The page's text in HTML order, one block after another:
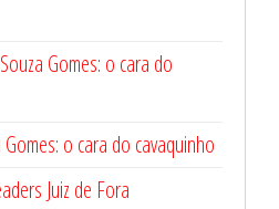
Gomes: o cara do
o cara do cavaquinho
Juiz de Fora